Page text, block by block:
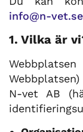
info@n-vet.se
1. Vilka är
N-vet AB